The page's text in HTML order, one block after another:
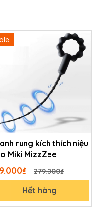
một cách độc đáo này.
rung kích thích niệu
Miki MizzZee
279.000₫
Hết hàng